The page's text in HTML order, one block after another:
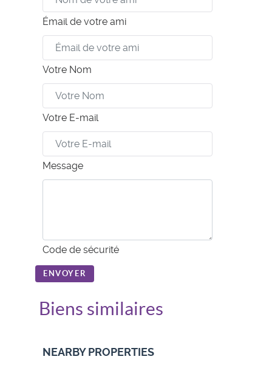
Émail de votre ami
Votre Nom
Votre E-mail
Message
Code de sécurité
ENVOYER
Biens similaires
NEARBY PROPERTIES